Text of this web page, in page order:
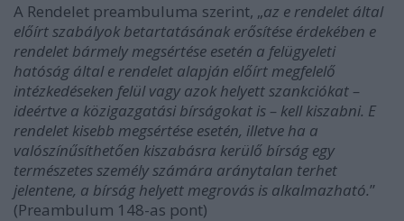
A Rendelet preambuluma szerint, „az e rendelet által
előírt szabályok betartatásának erősítése érdekében e
rendelet bármely megsértése esetén a felügyeleti
hatóság által e rendelet alapján előírt megfelelő
intézkedéseken felül vagy azok helyett szankciókat –
ideértve a közigazgatási bírságokat is – kell kiszabni. E
rendelet kisebb megsértése esetén, illetve ha a
valószínűsíthetően kiszabásra kerülő bírság egy
természetes személy számára aránytalan terhet
jelentene, a bírság helyett megrovás is alkalmazható.”
(Preambulum 148-as pont)